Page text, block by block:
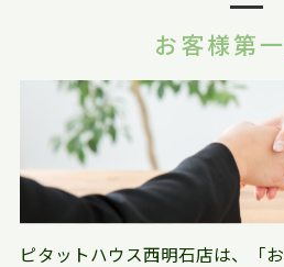
お客様第
ピタットハウス西明石店は、「